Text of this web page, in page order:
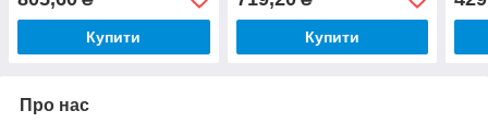
Купити Купити
Про нас